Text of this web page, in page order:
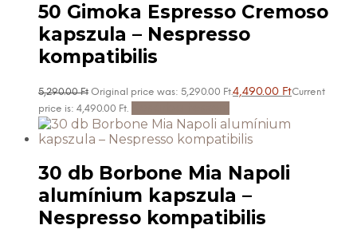
50 Gimoka Espresso Cremoso
kapszula – Nespresso
kompatibilis
5,290.00Ft Original price was: 5,290.00 Ft.4,490.00 FtCurrent
price is: 4,490.00 Ft.
30 db Borbone Mia Napoli
alumínium kapszula –
Nespresso kompatibilis